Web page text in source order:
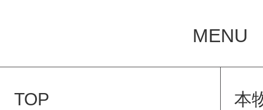
MENU
TOP 本